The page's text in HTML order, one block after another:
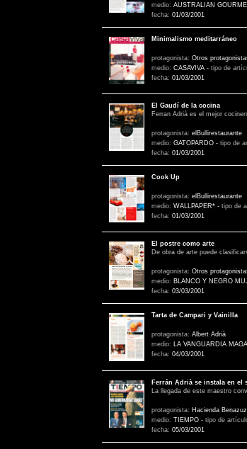
medio: AUSTRALIAN
fecha: 01/03/2001
Minimalismo meditarráneo
protagonista: Otros
medio: CASAVIVA - tipo de
fecha: 01/03/2001
El Gaudí de la cocina
Ferran Adrià es el mejor
protagonista: elBullirestaurante
medio: GATOPARDO - tipo de
fecha: 01/03/2001
Cook Up
protagonista: elBullirestaurante
medio: WALLPAPER* - tipo de
fecha: 01/03/2001
El postre como arte
De obra de arte puede
protagonista: Otros
medio: BLANCO Y NEGRO
fecha: 03/03/2001
Tarta de Campari y Vainilla
protagonista: Albert Adrià
medio: LA VANGUARDIA
fecha: 04/03/2001
Ferrán Adrià se instala en el
La llegada de este maestro
protagonista: Hacienda
medio: TIEMPO - tipo de
fecha: 05/03/2001